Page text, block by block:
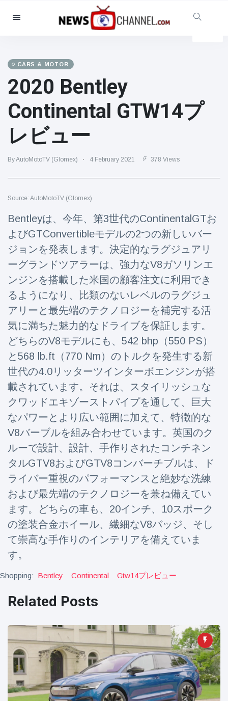
Categories
Social & Fun
Cinema & TV
(81)
(237)
Celebrities
(13938)
Fashion & Beauty
Food & Drink
(79)
Lifestyle & Docutainment
Health & Fitness
(73)
Travel & Adventure
(77)
Latest News
Magician's
handcuff
'escape' has
audience in
stitches
16 July 205 Views
Conservationists
celebrate birth
of first lowland
tapir in UK zoo in
14 years
16 July 195 Views
Florida man
arrested after
launching
fireworks from
moving car
16 July 173 Views
CARS & MOTOR
2020 Bentley
Continental GTW14プ
レビュー
By AutoMotoTV (Glomex) 4 February 2021 378 Views
Source: AutoMotoTV (Glomex)
Bentleyは、今年、第3世代のContinentalGTお
よびGTConvertibleモデルの2つの新しいバー
ジョンを発表します。決定的なラグジュアリ
ーグランドツアラーは、強力なV8ガソリンエ
ンジンを搭載した米国の顧客注文に利用でき
るようになり、比類のないレベルのラグジュ
アリーと最先端のテクノロジーを補完する活
気に満ちた魅力的なドライブを保証します。
どちらのV8モデルにも、542 bhp（550 PS）
と568 lb.ft（770 Nm）のトルクを発生する新
世代の4.0リッターツインターボエンジンが搭
載されています。それは、スタイリッシュな
クワッドエキゾーストパイプを通して、巨大
なパワーとより広い範囲に加えて、特徴的な
V8バーブルを組み合わせています。英国のク
ルーで設計、設計、手作りされたコンチネン
タルGTV8およびGTV8コンバーチブルは、ド
ライバー重視のパフォーマンスと絶妙な洗練
および最先端のテクノロジーを兼ね備えてい
ます。どちらの車も、20インチ、10スポーク
の塗装合金ホイール、繊細なV8バッジ、そし
て崇高な手作りのインテリアを備えていま
す。
Shopping: Bentley Continental Gtw14プレビュー
Related Posts